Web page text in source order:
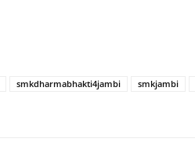
smkdharmabhakti4jambi smkjambi